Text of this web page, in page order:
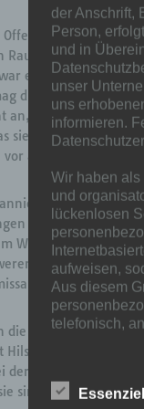
Offenen Mittags-
nutzen. Wer
er noch so süß“
die Bücher, weil
an, findet man aber
sie am Lesen mag?
allem Action, „ich
vielleicht
und haben
Weg zu
körperlichen
Kugelblitz“ zum
beiden im
Hilse gemacht.
deren Erwerb der
sind Bücher im
der Anschrift,
Person,
und in
unser
uns
informieren.
Wir haben
und
lückenlosen
aufweisen,
Aus diesem
telefonisch,
Die